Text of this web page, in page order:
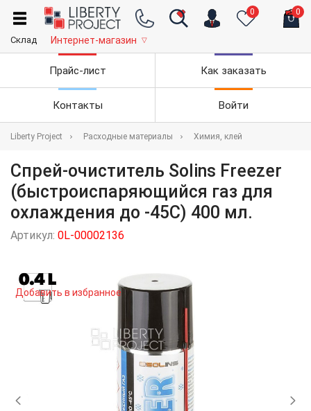
0 0
Склад Интернет-магазин ▽
Прайс-лист Как заказать
Контакты Войти
Liberty Project Расходные материалы Химия, клей
Спрей-очиститель Solins Freezer
(быстроиспаряющийся газ для
охлаждения до -45С) 400 мл.
Артикул: 0L-00002136
Добавить в избранное